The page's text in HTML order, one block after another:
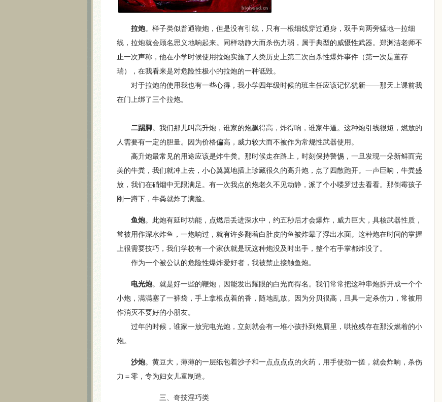
拉炮。样子类似普通鞭炮，但是没有引线，只有一根细线穿过通身，双手向两旁猛地一拉细
线，拉炮就会顾名思义地响起来。同样动静大而杀伤力弱，属于典型的威慑性武器。郑渊洁老师不
止一次声称，他在小学时候使用拉炮实施了人类历史上第二次自杀性爆炸事件（第一次是董存
瑞），在我看来是对危险性极小的拉炮的一种诋毁。
对于拉炮的使用我也有一些心得，我小学四年级时候的班主任应该记忆犹新——那天上课前我
在门上绑了三个拉炮。
二踢脚。我们那儿叫高升炮，谁家的炮飙得高，炸得响，谁家牛逼。这种炮引线很短，燃放的
人需要有一定的胆量。因为价格偏高，威力较大而不被作为常规性武器使用。
高升炮最常见的用途应该是炸牛粪。那时候走在路上，时刻保持警惕，一旦发现一朵新鲜而完
美的牛粪，我们就冲上去，小心翼翼地插上珍藏很久的高升炮，点了四散跑开。一声巨响，牛粪盛
放，我们在硝烟中无限满足。有一次我点的炮老久不见动静，派了个小喽罗过去看看。那倒霉孩子
刚一蹲下，牛粪就炸了满脸。
鱼炮。此炮有延时功能，点燃后丢进深水中，约五秒后才会爆炸，威力巨大，具核武器性质，
常被用作深水炸鱼，一炮响过，就有许多翻着白肚皮的鱼被炸晕了浮出水面。这种炮在时间的掌握
上很需要技巧，我们学校有一个家伙就是玩这种炮没及时出手，整个右手掌都炸没了。
作为一个被公认的危险性爆炸爱好者，我被禁止接触鱼炮。
电光炮。就是好一些的鞭炮，因能发出耀眼的白光而得名。我们常常把这种串炮拆开成一个个
小炮，满满塞了一裤袋，手上拿根点着的香，随地乱放。因为分贝很高，且具一定杀伤力，常被用
作消灭不要好的小朋友。
过年的时候，谁家一放完电光炮，立刻就会有一堆小孩扑到炮屑里，哄抢残存在那没燃着的小
炮。
沙炮。黄豆大，薄薄的一层纸包着沙子和一点点点点的火药，用手使劲一搓，就会炸响，杀伤
力＝零，专为妇女儿童制造。
三、奇技淫巧类